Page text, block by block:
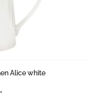
Alice white